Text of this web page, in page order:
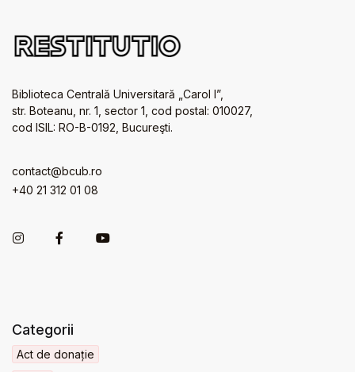
Biblioteca Centrală Universitară „Carol I”,
str. Boteanu, nr. 1, sector 1, cod postal: 010027,
cod ISIL: RO-B-0192, Bucureşti.
contact@bcub.ro
+40 21 312 01 08
Categorii
Act de donație